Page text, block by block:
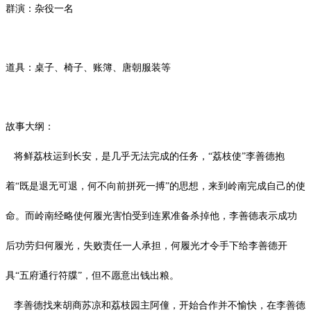
群演：杂役一名
道具：桌子、椅子、账簿、唐朝服装等
故事大纲：
将鲜荔枝运到长安，是几乎无法完成的任务， “荔枝使”李善德抱
着“既是退无可退，何不向前拼死一搏”的思想，来到岭南完成自己的使
命。而岭南经略使何履光害怕受到连累准备杀掉他，李善德表示成功
后功劳归何履光，失败责任一人承担，何履光才令手下给李善德开
具“五府通行符牒”，但不愿意出钱出粮。
李善德找来胡商苏凉和荔枝园主阿僮，开始合作并不愉快，在李善德